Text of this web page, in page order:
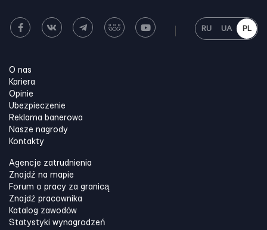
RU UA PL
O nas
Kariera
Opinie
Ubezpieczenie
Reklama banerowa
Nasze nagrody
Kontakty
Agencje zatrudnienia
Znajdź na mapie
Forum o pracy za granicą
Znajdź pracownika
Katalog zawodów
Statystyki wynagrodzeń